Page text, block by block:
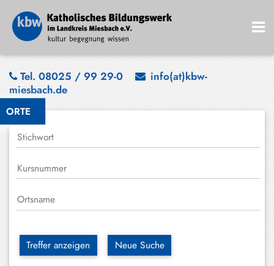
ORTE
Tel. 08025 / 99 29-0
info(at)kbw-
miesbach.de
Treffer anzeigen Neue Suche
Bad
Wiessee
Bayrischzell
Darching
Elbach
Großhartpenning
Hausham
Holzkirchen